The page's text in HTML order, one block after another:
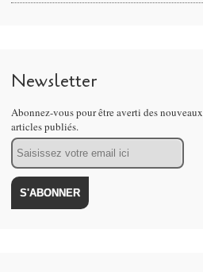
Newsletter
Abonnez-vous pour être averti des nouveaux
articles publiés.
Email